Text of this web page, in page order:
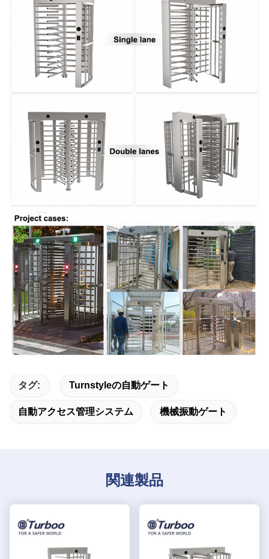
タグ: Turnstyleの自動ゲート
自動アクセス管理システム 機械振動ゲート
関連製品